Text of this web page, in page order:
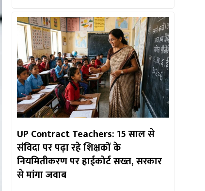
UP Contract Teachers: 15 साल से
संविदा पर पढ़ा रहे शिक्षकों के
नियमितीकरण पर हाईकोर्ट सख्त, सरकार
से मांगा जवाब